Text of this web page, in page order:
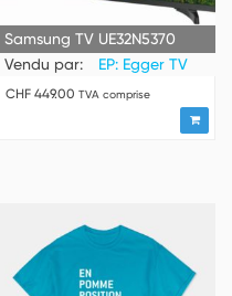
Samsung TV UE32N5370
Vendu par:
EP: Egger TV
CHF449.00 TVA comprise